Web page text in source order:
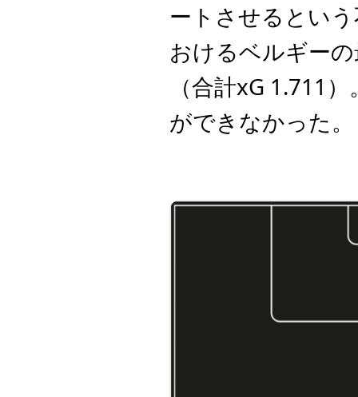
ートさせるとい
おけるベルギー
（合計xG 1.711
ができなかった。